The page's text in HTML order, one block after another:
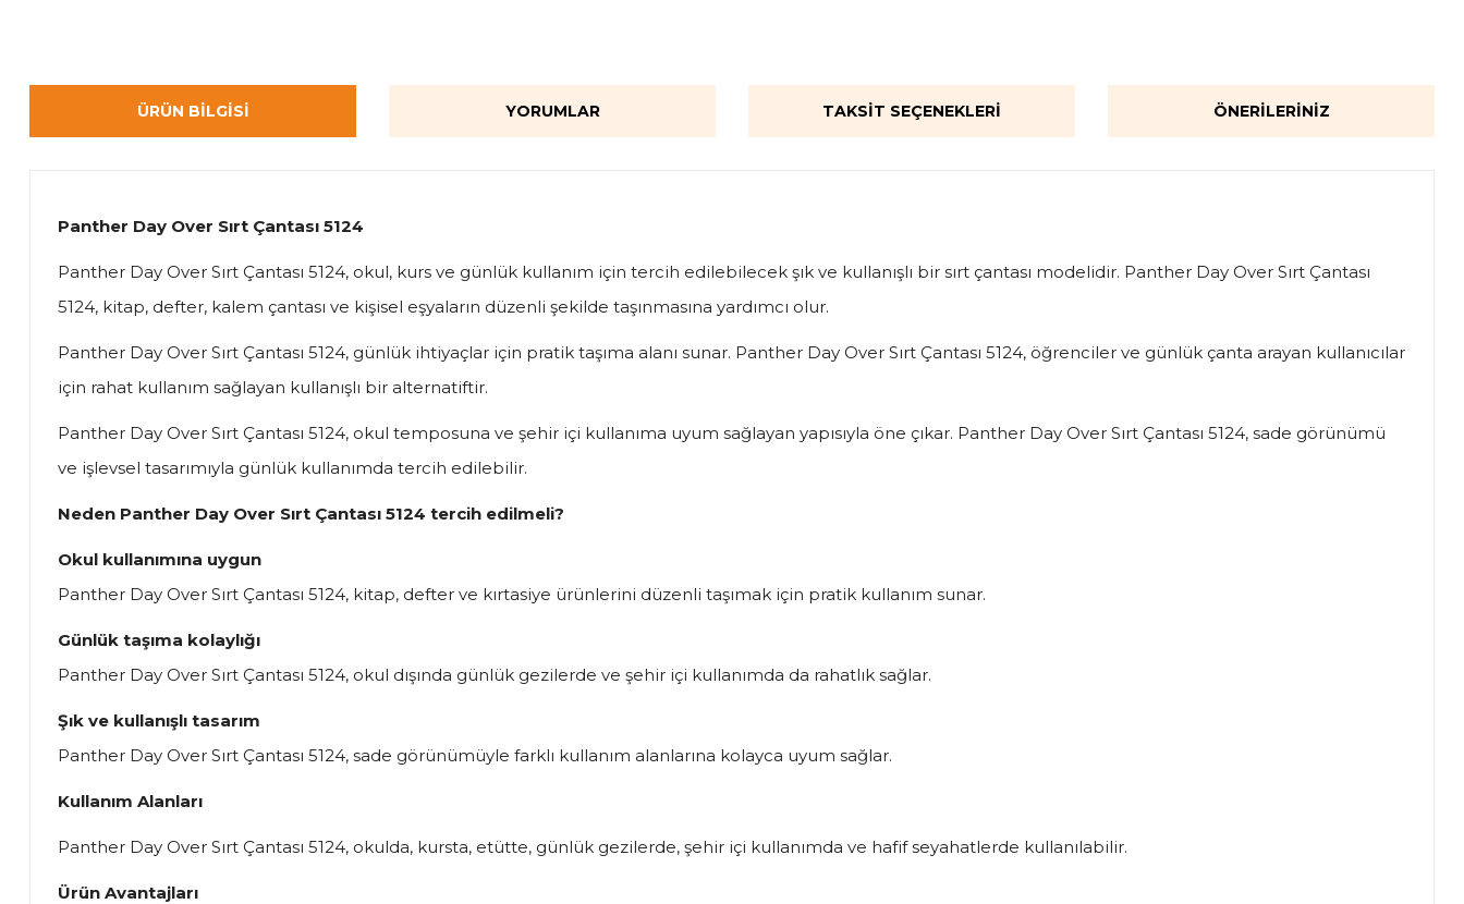
ÜRÜN BILGISI YORUMLAR TAKSIT SEÇENEKLERI ÖNERILERINIZ
Panther Day Over Sırt Çantası 5124
Panther Day Over Sırt Çantası 5124, okul, kurs ve günlük kullanım için tercih edilebilecek şık ve kullanışlı bir sırt çantası modelidir. Panther Day Over Sırt Çantası
5124, kitap, defter, kalem çantası ve kişisel eşyaların düzenli şekilde taşınmasına yardımcı olur.
Panther Day Over Sırt Çantası 5124, günlük ihtiyaçlar için pratik taşıma alanı sunar. Panther Day Over Sırt Çantası 5124, öğrenciler ve günlük çanta arayan kullanıcılar
için rahat kullanım sağlayan kullanışlı bir alternatiftir.
Panther Day Over Sırt Çantası 5124, okul temposuna ve şehir içi kullanıma uyum sağlayan yapısıyla öne çıkar. Panther Day Over Sırt Çantası 5124, sade görünümü
ve işlevsel tasarımıyla günlük kullanımda tercih edilebilir.
Neden Panther Day Over Sırt Çantası 5124 tercih edilmeli?
Okul kullanımına uygun
Panther Day Over Sırt Çantası 5124, kitap, defter ve kırtasiye ürünlerini düzenli taşımak için pratik kullanım sunar.
Günlük taşıma kolaylığı
Panther Day Over Sırt Çantası 5124, okul dışında günlük gezilerde ve şehir içi kullanımda da rahatlık sağlar.
Şık ve kullanışlı tasarım
Panther Day Over Sırt Çantası 5124, sade görünümüyle farklı kullanım alanlarına kolayca uyum sağlar.
Kullanım Alanları
Panther Day Over Sırt Çantası 5124, okulda, kursta, etütte, günlük gezilerde, şehir içi kullanımda ve hafif seyahatlerde kullanılabilir.
Ürün Avantajları